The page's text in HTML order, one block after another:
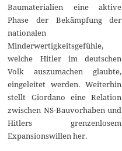
Baumaterialien eine aktive
Phase der Bekämpfung der
nationalen
Minderwertigkeitsgefühle,
welche Hitler im deutschen
Volk auszumachen glaubte,
eingeleitet werden. Weiterhin
stellt Giordano eine Relation
zwischen NS-Bauvorhaben und
Hitlers grenzenlosem
Expansionswillen her.